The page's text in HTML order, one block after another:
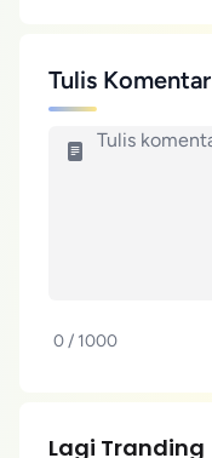
Tulis Komentar
0 / 1000
Lagi Tranding